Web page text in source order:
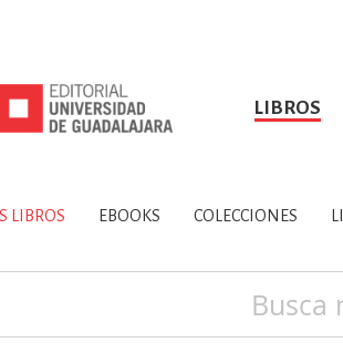
LIBROS
TODOS LOS LIBROS
NOSOTROS HISTORIA
CIENCIAS DE LA
LIBROS EBOOKS COLECCIONES